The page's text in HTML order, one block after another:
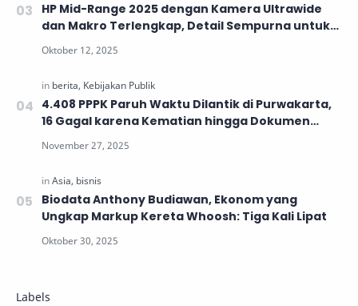
HP Mid-Range 2025 dengan Kamera Ultrawide
dan Makro Terlengkap, Detail Sempurna untuk
Generasi Muda
4.408 PPPK Paruh Waktu Dilantik di Purwakarta,
16 Gagal karena Kematian hingga Dokumen
Tidak Lengkap
Biodata Anthony Budiawan, Ekonom yang
Ungkap Markup Kereta Whoosh: Tiga Kali Lipat
Labels